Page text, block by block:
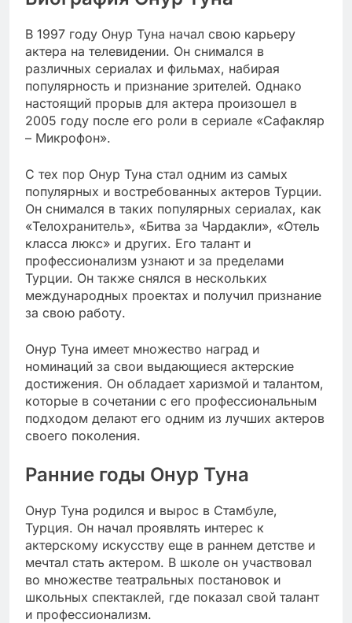
В 1997 году Онур Туна начал свою карьеру
актера на телевидении. Он снимался в
различных сериалах и фильмах, набирая
популярность и признание зрителей. Однако
настоящий прорыв для актера произошел в
2005 году после его роли в сериале «Сафакляр
– Микрофон».
С тех пор Онур Туна стал одним из самых
популярных и востребованных актеров Турции.
Он снимался в таких популярных сериалах, как
«Телохранитель», «Битва за Чардакли», «Отель
класса люкс» и других. Его талант и
профессионализм узнают и за пределами
Турции. Он также снялся в нескольких
международных проектах и получил признание
за свою работу.
Онур Туна имеет множество наград и
номинаций за свои выдающиеся актерские
достижения. Он обладает харизмой и талантом,
которые в сочетании с его профессиональным
подходом делают его одним из лучших актеров
своего поколения.
Ранние годы Онур Туна
Онур Туна родился и вырос в Стамбуле,
Турция. Он начал проявлять интерес к
актерскому искусству еще в раннем детстве и
мечтал стать актером. В школе он участвовал
во множестве театральных постановок и
школьных спектаклей, где показал свой талант
и профессионализм.